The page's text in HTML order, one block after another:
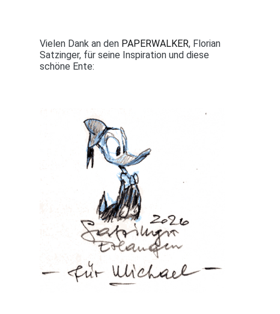
Vielen Dank an den PAPERWALKER, Florian
Satzinger, für seine Inspiration und diese
schöne Ente: